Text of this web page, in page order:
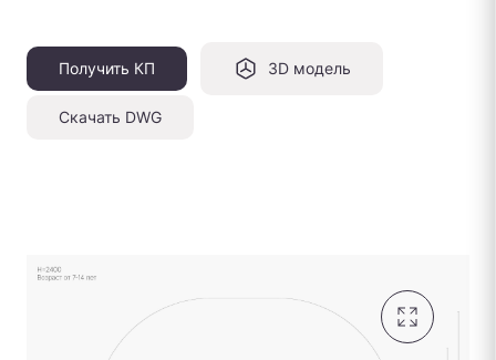
Получить КП 3D модель
Скачать DWG